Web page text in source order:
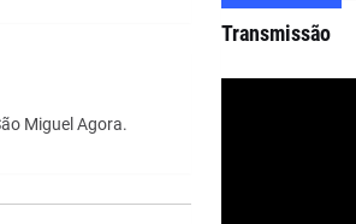
Miguel Agora.
Transmissão